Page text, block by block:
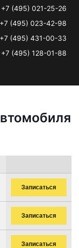
+7 (495) 021-25-26
+7 (495) 023-42-98
+7 (495) 431-00-33
+7 (495) 128-01-88
Записаться
Записаться
Записаться